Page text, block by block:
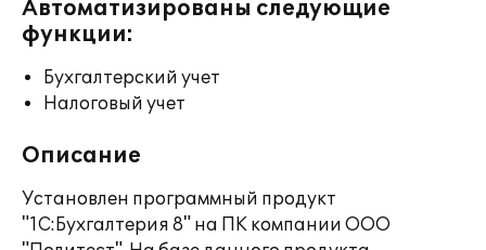
Автоматизированы следующие
функции:
Бухгалтерский учет
Налоговый учет
Описание
Установлен программный продукт
"1С:Бухгалтерия 8" на ПК компании ООО